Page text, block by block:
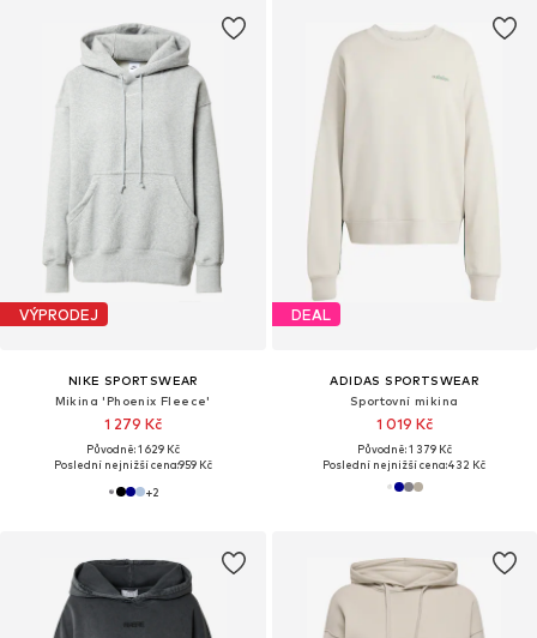
VÝPRODEJ
NIKE SPORTSWEAR
Mikina 'Phoenix Fleece'
1 279 Kč
Původně: 1 629 Kč
Poslední nejnižší cena:959 Kč
+2
DEAL
ADIDAS SPORTSWEAR
Sportovní mikina
1 019 Kč
Původně: 1 379 Kč
Poslední nejnižší cena:432 Kč